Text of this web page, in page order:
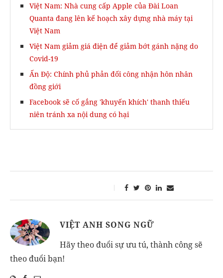
Việt Nam: Nhà cung cấp Apple của Đài Loan
Quanta đang lên kế hoạch xây dựng nhà máy tại
Việt Nam
Việt Nam giảm giá điện để giảm bớt gánh nặng do
Covid-19
Ấn Độ: Chính phủ phản đối công nhận hôn nhân
đồng giới
Facebook sẽ cố gắng 'khuyến khích' thanh thiếu
niên tránh xa nội dung có hại
VIỆT ANH SONG NGỮ
Hãy theo đuổi sự ưu tú, thành công sẽ
theo đuổi bạn!